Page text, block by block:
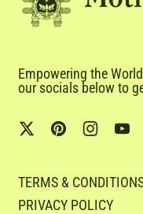
Empowering the
our socials below to
Twitter Pinterest
TERMS &
PRIVACY POLICY